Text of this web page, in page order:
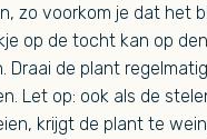
zo voorkom je dat het
op de tocht kan op
Draai de plant
Let op: ook als de
krijgt de plant te